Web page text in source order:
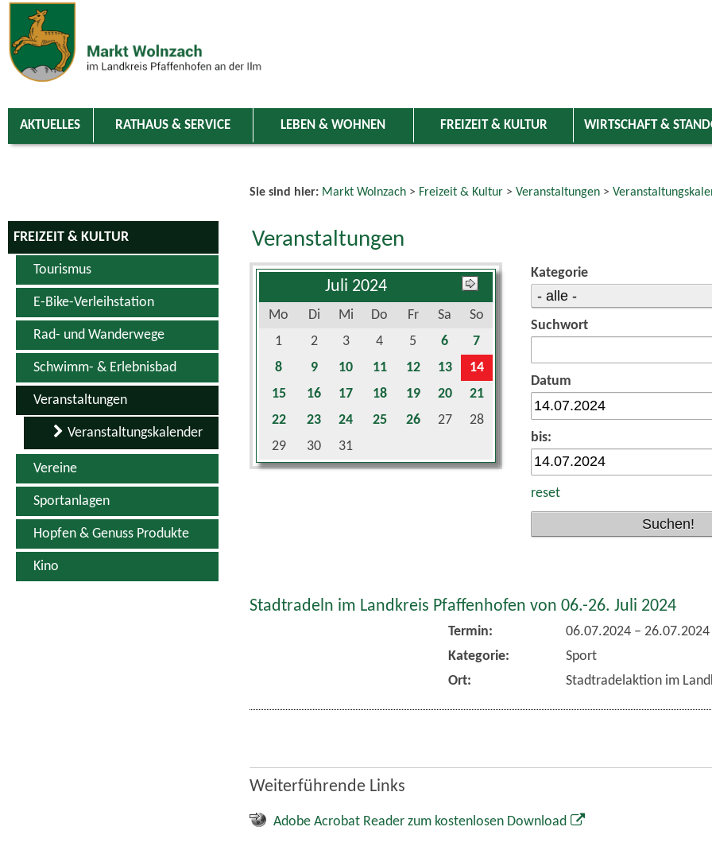
Zum Inhalt zur Navigation
AKTUELLES RATHAUS & SERVICE LEBEN & WOHNEN FREIZEIT & KULTUR WIRTSCHAFT &
FREIZEIT & KULTUR
Tourismus
E-Bike-Verleihstation
Rad- und Wanderwege
Schwimm- & Erlebnisbad
Veranstaltungen
Veranstaltungskalender
Vereine
Sportanlagen
Hopfen & Genuss Produkte
Kino
Sie sind hier: Markt Wolnzach> Freizeit & Kultur> Veranstaltungen>
Veranstaltungen
Juli 2024
Mo Di Mi Do Fr Sa
So
1
2 3 4 5 6
7
8
9 10 11 12 13
14
15
16 17 18 19 20
21
22
23 24 25 26 27
28
29
30 31
Kategorie
Suchwort
Datum
bis:
reset
Stadtradeln im Landkreis Pfaffenhofen von 06.-26. Juli 2024
Termin: 06.07.2024– 26.07.2024
Kategorie:
Sport
Ort:
Stadtradelaktion im
Weiterführende Links
Adobe Acrobat Reader zum kostenlosen Download